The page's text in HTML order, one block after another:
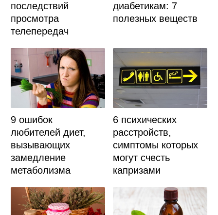
последствий
просмотра
телепередач
диабетикам: 7
полезных веществ
9 ошибок
любителей диет,
вызывающих
замедление
метаболизма
6 психических
расстройств,
симптомы которых
могут счесть
капризами